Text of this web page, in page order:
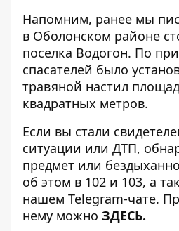
Напомним, ранее мы
в Оболонском районе
поселка Водогон. По
спасателей было
травяной настил
квадратных метров.
Если вы стали
ситуации или ДТП,
предмет или
об этом в 102 и 103, а
нашем Telegram-чате.
нему можно ЗДЕСЬ.